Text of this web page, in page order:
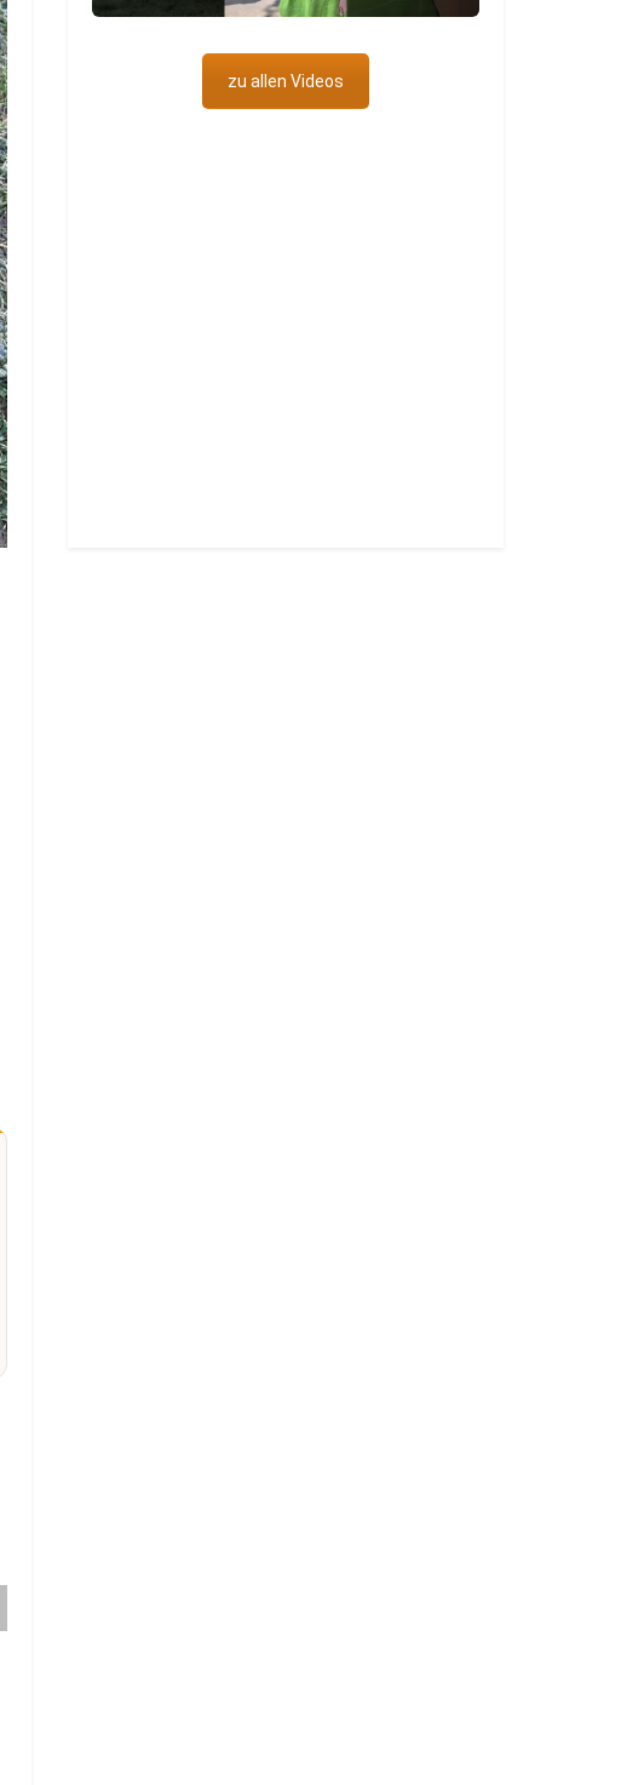
zu allen Videos